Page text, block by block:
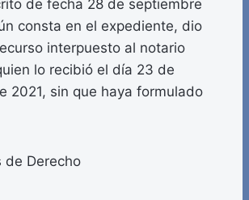
de fecha 28 de septiembre
consta en el expediente, dio
interpuesto al notario
lo recibió el día 23 de
2021, sin que haya formulado
de Derecho